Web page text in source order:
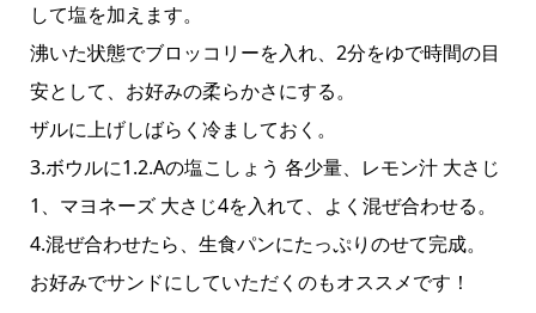
して塩を加えます。
沸いた状態でブロッコリーを入れ、2分をゆで時間の目
安として、お好みの柔らかさにする。
ザルに上げしばらく冷ましておく。
3.ボウルに1.2.Aの塩こしょう 各少量、レモン汁 大さじ
1、マヨネーズ 大さじ4を入れて、よく混ぜ合わせる。
4.混ぜ合わせたら、生食パンにたっぷりのせて完成。
お好みでサンドにしていただくのもオススメです！